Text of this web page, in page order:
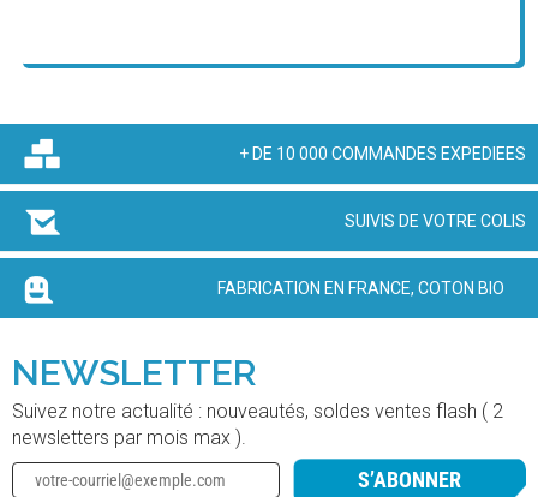
+ DE 10 000 COMMANDES EXPEDIEES
SUIVIS DE VOTRE COLIS
FABRICATION EN FRANCE, COTON BIO
NEWSLETTER
Suivez notre actualité : nouveautés, soldes ventes flash ( 2
newsletters par mois max ).
S’ABONNER